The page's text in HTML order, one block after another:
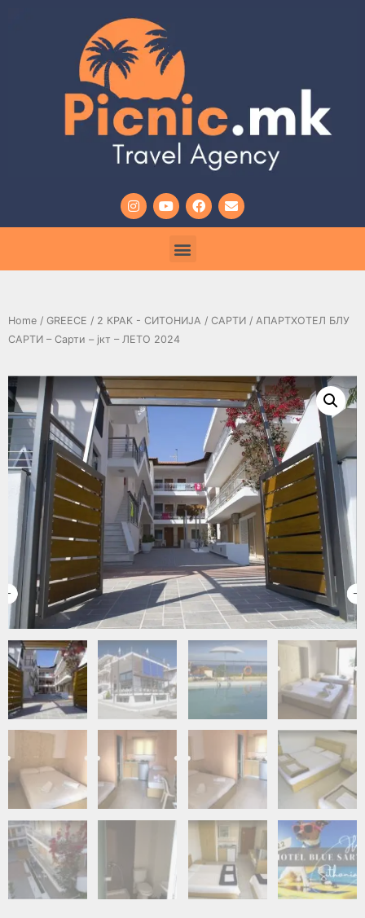
Home / GREECE / 2 КРАК - СИТОНИЈА / САРТИ / АПАРТХОТЕЛ БЛУ
САРТИ – Сарти – јкт – ЛЕТО 2024